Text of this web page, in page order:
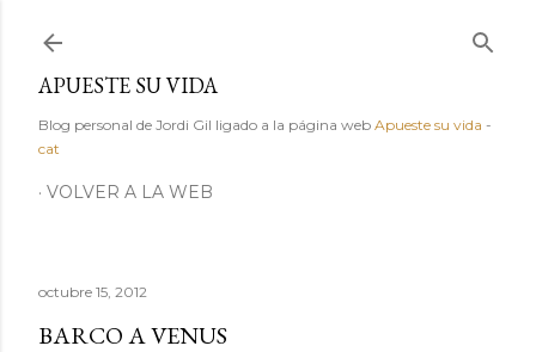
APUESTE SU VIDA
Blog personal de Jordi Gil ligado a la página web Apueste su vida -
cat
VOLVER A LA WEB
octubre 15, 2012
BARCO A VENUS